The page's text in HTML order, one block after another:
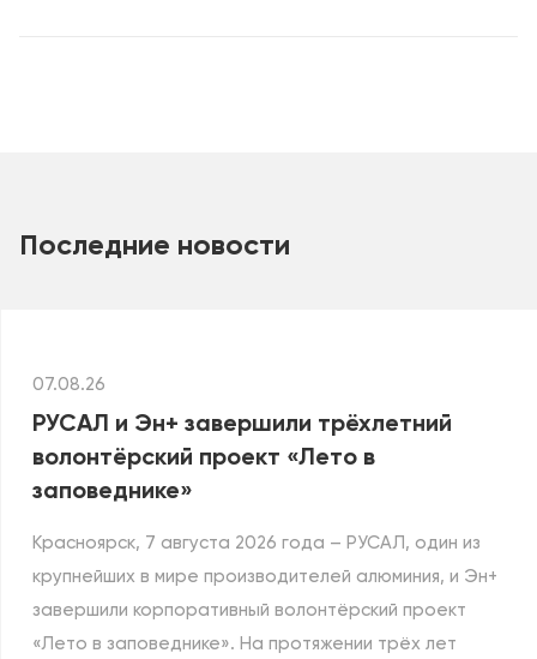
Последние новости
07.08.26
РУСАЛ и Эн+ завершили трёхлетний
волонтёрский проект «Лето в
заповеднике»
Красноярск, 7 августа 2026 года – РУСАЛ, один из
крупнейших в мире производителей алюминия, и Эн+
завершили корпоративный волонтёрский проект
«Лето в заповеднике». На протяжении трёх лет